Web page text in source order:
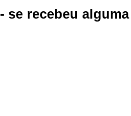
- se recebeu